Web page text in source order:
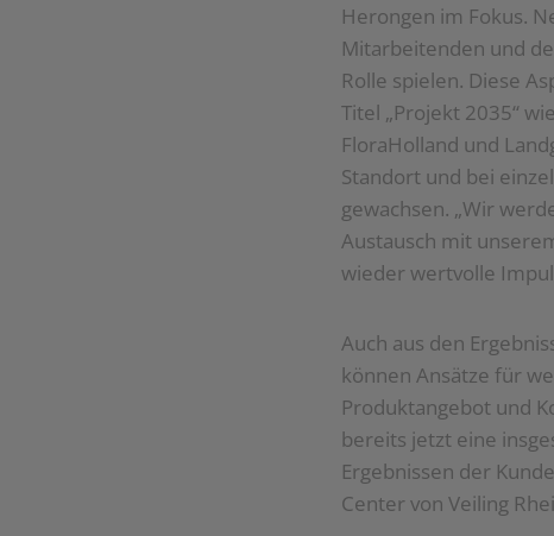
Herongen im Fokus.
Mitarbeitenden und
Rolle spielen. Diese
Titel „Projekt 2035“
FloraHolland und
Standort und bei
gewachsen. „Wir
Austausch mit
wieder wertvolle
Auch aus den
können Ansätze für
Produktangebot und
bereits jetzt eine
Ergebnissen der
Center von Veiling